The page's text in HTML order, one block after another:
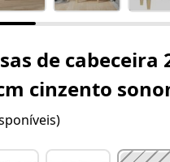
de cabeceira
cinzento